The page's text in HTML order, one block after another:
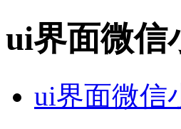
ui界面微信
ui界面微信